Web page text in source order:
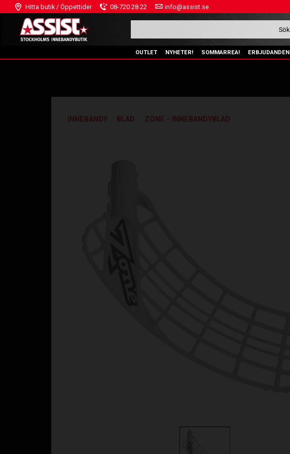
Hitta butik / Öppettider 08-720 28 22 info@assist.se
OUTLET NYHETER! SOMMARREA! ERBJUDANDEN
INNEBANDY BLAD ZONE - INNEBANDYBLAD